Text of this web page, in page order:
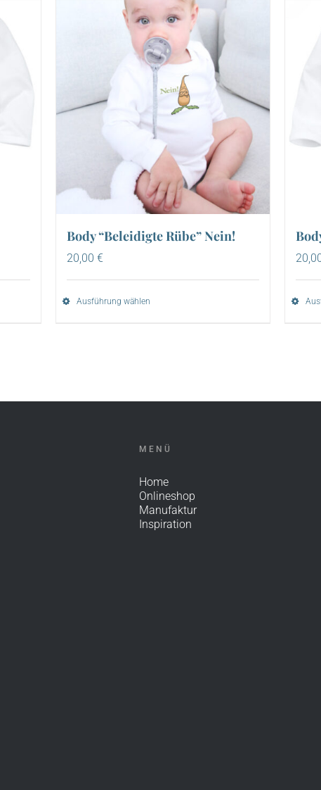
Body “Beleidigte Rübe” Nein!
20,00 €
Ausführung wählen
MENÜ
Home
Onlineshop
Manufaktur
Inspiration